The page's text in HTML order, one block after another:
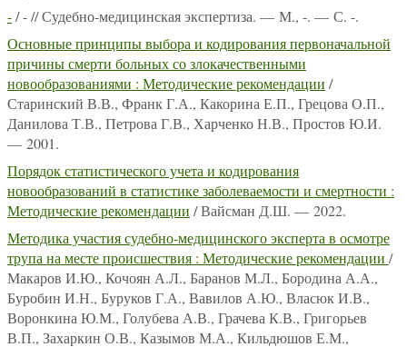
-/ - // Судебно-медицинская экспертиза. — М., -. — С. -.
Основные принципы выбора и кодирования первоначальной
причины смерти больных со злокачественными
новообразованиями : Методические рекомендации /
Старинский В.В., Франк Г.А., Какорина Е.П., Грецова О.П.,
Данилова Т.В., Петрова Г.В., Харченко Н.В., Простов Ю.И.
— 2001.
Порядок статистического учета и кодирования
новообразований в статистике заболеваемости и смертности :
Методические рекомендации / Вайсман Д.Ш. — 2022.
Методика участия судебно-медицинского эксперта в осмотре
трупа на месте происшествия : Методические рекомендации /
Макаров И.Ю., Кочоян А.Л., Баранов М.Л., Бородина А.А.,
Буробин И.Н., Буруков Г.А., Вавилов А.Ю., Власюк И.В.,
Воронкина Ю.М., Голубева А.В., Грачева К.В., Григорьев
В.П., Захаркин О.В., Казымов М.А., Кильдюшов Е.М.,